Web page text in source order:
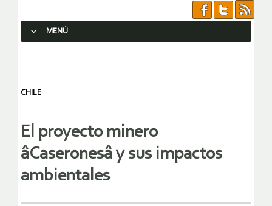
MENÚ
CHILE
El proyecto minero
âCaseronesâ y sus impactos
ambientales